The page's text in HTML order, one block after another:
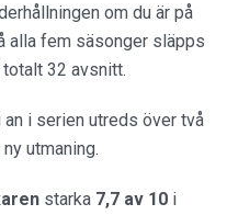
om du är på
alla fem säsonger släpps
32 avsnitt.
i serien utreds över två
utmaning.
starka 7,7 av 10 i